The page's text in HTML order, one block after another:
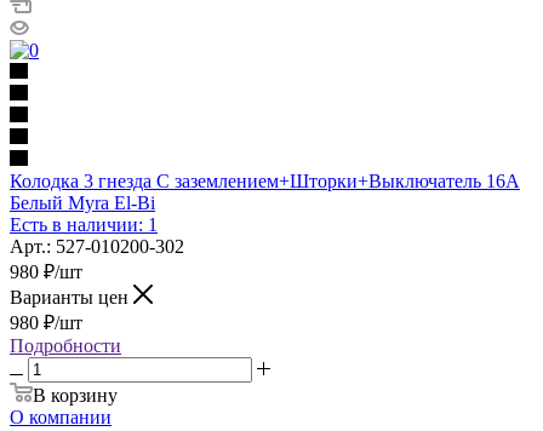
Колодка 3 гнезда С заземлением+Шторки+Выключатель 16А
Белый Myra El-Bi
Есть в наличии: 1
Арт.: 527-010200-302
980 ₽/шт
Варианты цен
980 ₽/шт
Подробности
В корзину
О компании